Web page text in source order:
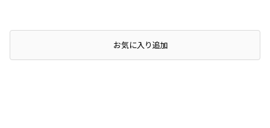
お気に入り追加